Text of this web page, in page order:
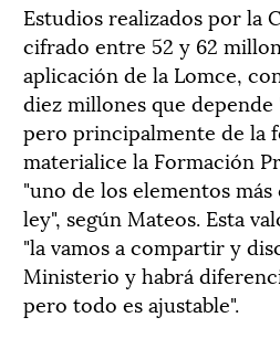
Estudios realizados por la
cifrado entre 52 y 62
aplicación de la Lomce,
diez millones que depende
pero principalmente de la
materialice la Formación
"uno de los elementos más
ley", según Mateos. Esta
"la vamos a compartir y
Ministerio y habrá
pero todo es ajustable".